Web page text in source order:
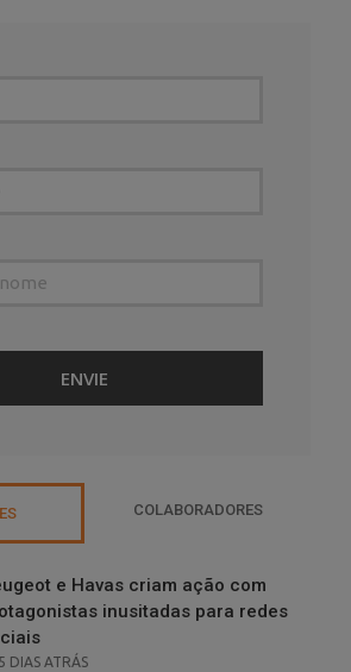
COLABORADORES
e Havas criam ação com
inusitadas para redes
POSTED
5 DIAS ATRÁS